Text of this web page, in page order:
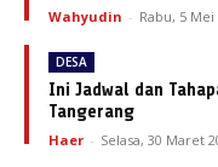
Wahyudin - Rabu, 5
DESA
Ini Jadwal dan
Tangerang
Haer - Selasa, 30 Maret